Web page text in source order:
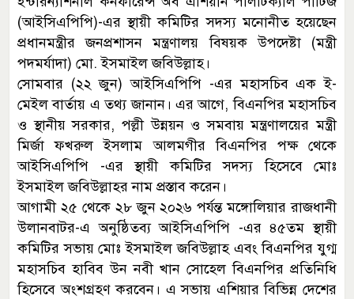
(আইসিএপিপি)-এর স্থায়ী কমিটির সদস্য মনোনীত হয়েছেন
প্রধানমন্ত্রীর জনপ্রশাসন মন্ত্রণালয় বিষয়ক উপদেষ্টা (মন্ত্রী
পদমর্যাদা) মো. ইসমাইল জবিউল্লাহ।
সোমবার (২২ জুন) আইসিএপিপি -এর মহাসচিব এক ই-
মেইল বার্তায় এ তথ্য জানান। এর আগে, বিএনপির মহাসচিব
ও স্থানীয় সরকার, পল্লী উন্নয়ন ও সমবায় মন্ত্রণালয়ের মন্ত্রী
মির্জা ফখরুল ইসলাম আলমগীর বিএনপির পক্ষ থেকে
আইসিএপিপি -এর স্থায়ী কমিটির সদস্য হিসেবে মোঃ
ইসমাইল জবিউল্লাহর নাম প্রস্তাব করেন।
আগামী ২৫ থেকে ২৮ জুন ২০২৬ পর্যন্ত মঙ্গোলিয়ার রাজধানী
উলানবাটর-এ অনুষ্ঠিতব্য আইসিএপিপি -এর ৪৫তম স্থায়ী
কমিটির সভায় মোঃ ইসমাইল জবিউল্লাহ এবং বিএনপির যুগ্ম
মহাসচিব হাবিব উন নবী খান সোহেল বিএনপির প্রতিনিধি
হিসেবে অংশগ্রহণ করবেন। এ সভায় এশিয়ার বিভিন্ন দেশের